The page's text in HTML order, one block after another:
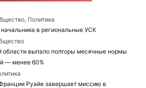
Политика
в региональные УСК
области выпало полторы месячные нормы
— менее 60%
Руайе завершает миссию в